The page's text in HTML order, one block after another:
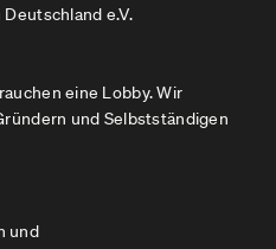
e.V.
eine Lobby. Wir
und Selbstständigen
und